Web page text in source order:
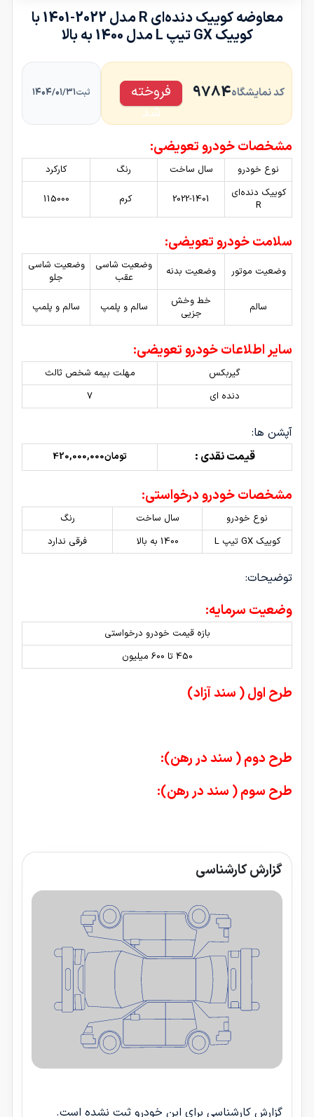
معاوضه کوییک دنده‌ای R مدل 2022-1401 با
کوییک GX تیپ L مدل 1400 به بالا
کد نمایشگاه9784
فروخته
شد
ثبت۱۴۰۴/۰۱/۳۱
مشخصات خودرو تعویضی:
نوع خودرو سال ساخت رنگ
کارکرد
کوییک دنده‌ای
R
2022-1401 کرم 115000
سلامت خودرو تعویضی:
وضعیت موتور وضعیت بدنه
وضعیت شاسی
عقب
وضعیت شاسی
جلو
سالم
خط وخش
جزیی
سالم و پلمپ سالم و پلمپ
سایر اطلاعات خودرو تعویضی:
گیربکس
مهلت بیمه شخص ثالث
دنده ای
7
آپشن ها:
قیمت نقدی :
تومان420,000,000
مشخصات خودرو درخواستی:
نوع خودرو سال ساخت
رنگ
کوییک GX تیپ L
1400 به بالا فرقی ندارد
توضیحات:
وضعیت سرمایه:
بازه قیمت خودرو درخواستی
450 تا 600 میلیون
طرح اول ( سند آزاد)
طرح دوم ( سند در رهن):
طرح سوم ( سند در رهن):
گزارش کارشناسی
گزارش کارشناسی برای این خودرو ثبت نشده است.